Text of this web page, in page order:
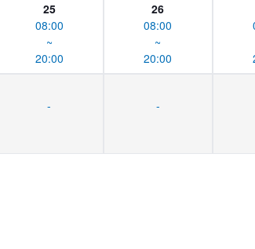
25
08:00
~
20:00
26
08:00
~
20:00
- -